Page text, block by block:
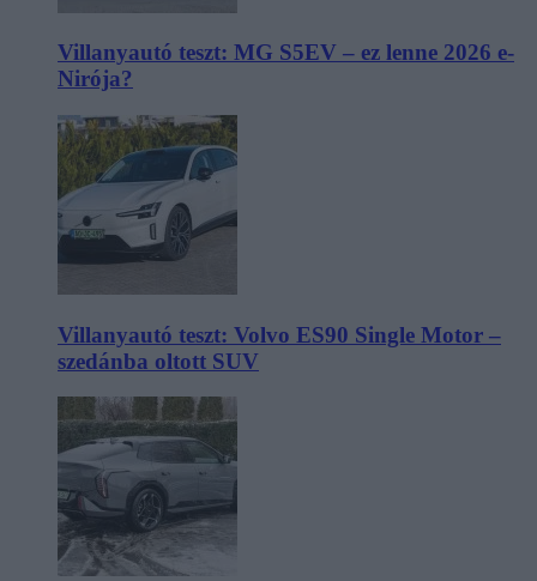
Villanyautó teszt: MG S5EV – ez lenne 2026 e-
Nirója?
Villanyautó teszt: Volvo ES90 Single Motor –
szedánba oltott SUV